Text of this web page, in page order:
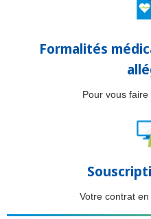
Formalités
Pour vous
Votre contrat